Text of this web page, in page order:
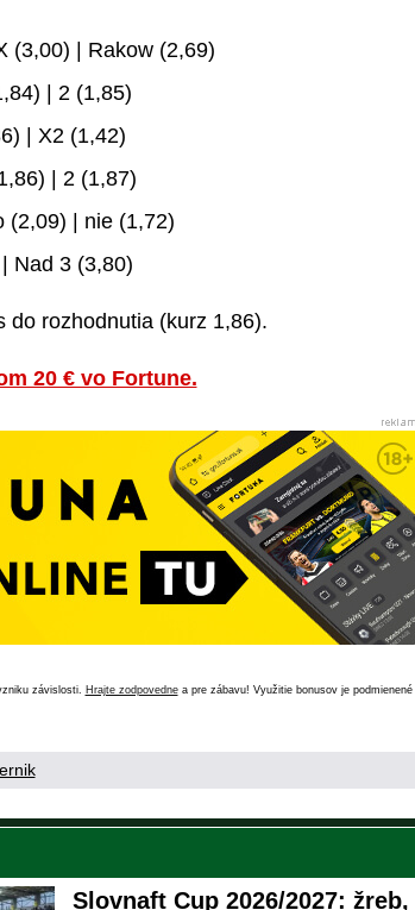
(3,00) | Rakow (2,69)
| 2 (1,85)
| X2 (1,42)
| 2 (1,87)
(2,09) | nie (1,72)
Nad 3 (3,80)
do rozhodnutia (kurz 1,86).
20 € vo Fortune.
závislosti. Hrajte zodpovednea pre zábavu! Využitie bonusov je podmienené
Slovnaft Cup 2026/2027: žreb,